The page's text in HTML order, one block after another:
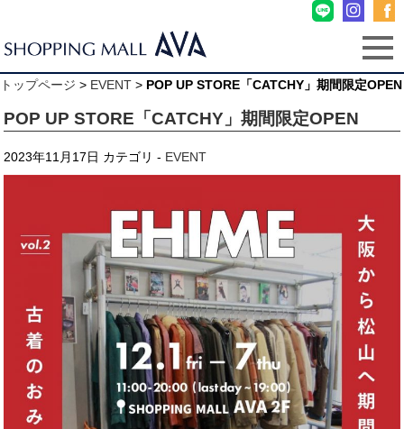
トップページ > EVENT > POP UP STORE「CATCHY」期間限定OPEN
POP UP STORE「CATCHY」期間限定OPEN
2023年11月17日 カテゴリ - EVENT